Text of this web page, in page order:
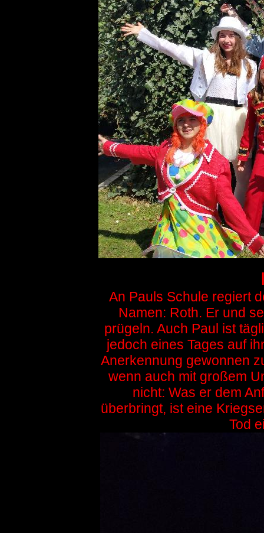
An Pauls Schule regiert
Namen: Roth. Er und
prügeln. Auch Paul ist
jedoch eines Tages auf
Anerkennung gewonnen
wenn auch mit großem
nicht: Was er dem
überbringt, ist eine
Tod